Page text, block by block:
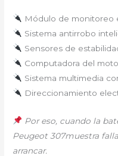
Módulo de monitoreo
Sistema antirrobo
Sensores de
Computadora del
Sistema multimedia
Direccionamiento
Por eso, cuando la
Peugeot 307muestra
arrancar.